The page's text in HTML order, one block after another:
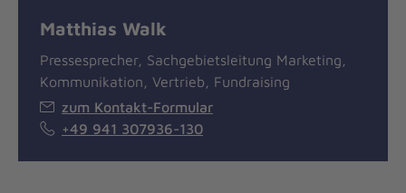
Matthias Walk
Pressesprecher, Sachgebietsleitung Marketing,
Kommunikation, Vertrieb, Fundraising
zum Kontakt-Formular
+49 941 307936-130